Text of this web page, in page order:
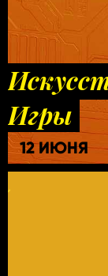
Игры
12 ИЮНЯ